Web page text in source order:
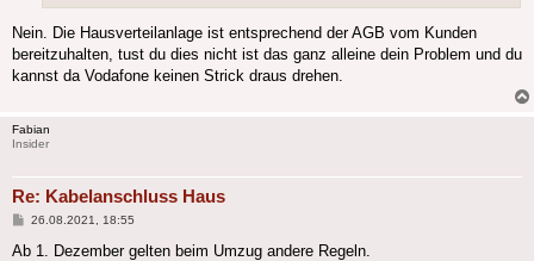
Nein. Die Hausverteilanlage ist entsprechend der AGB vom Kunden
bereitzuhalten, tust du dies nicht ist das ganz alleine dein Problem und du
kannst da Vodafone keinen Strick draus drehen.
Fabian
Insider
Re: Kabelanschluss Haus
Beitrag
26.08.2021, 18:55
Ab 1. Dezember gelten beim Umzug andere Regeln.